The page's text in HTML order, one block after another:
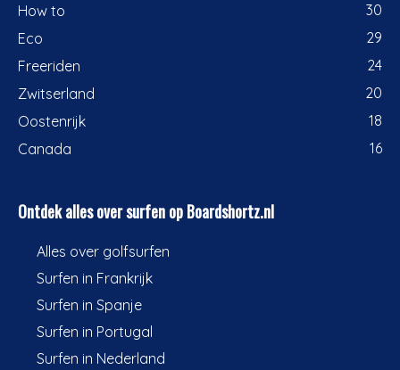
How to
30
Eco
29
Freeriden
24
Zwitserland
20
Oostenrijk
18
Canada
16
Ontdek alles over surfen op Boardshortz.nl
Alles over golfsurfen
Surfen in Frankrijk
Surfen in Spanje
Surfen in Portugal
Surfen in Nederland